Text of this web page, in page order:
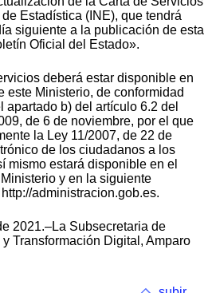
Estadística (INE), que tendrá
siguiente a la publicación de esta
Oficial del Estado».
deberá estar disponible en
este Ministerio, de conformidad
apartado b) del artículo 6.2 del
de 6 de noviembre, por el que
la Ley 11/2007, de 22 de
de los ciudadanos a los
mismo estará disponible en el
y en la siguiente
administracion.gob.es.
2021.–La Subsecretaria de
Transformación Digital, Amparo